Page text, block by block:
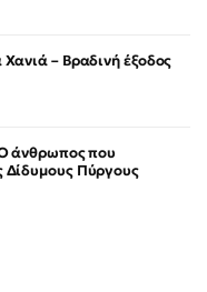
– Βραδινή έξοδος
άνθρωπος που
Πύργους